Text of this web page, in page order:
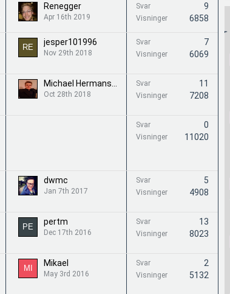
Renegger
Apr 16th 2019
Svar 9
Visninger 6858
jesper101996
Nov 29th 2018
Svar 7
Visninger 6069
Oct 28th 2018
Svar 11
Visninger 7208
Svar 0
Visninger 11020
dwmc
Jan 7th 2017
Svar 5
Visninger 4908
pertm
Dec 17th 2016
Svar 13
Visninger 8023
Mikael
May 3rd 2016
Svar 2
Visninger 5132